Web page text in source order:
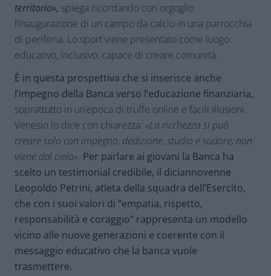
territorio», spiega ricordando con orgoglio
l’inaugurazione di un campo da calcio in una parrocchia
di periferia. Lo sport viene presentato come luogo
educativo, inclusivo, capace di creare comunità.
È in questa prospettiva che si inserisce anche
l’impegno della Banca verso l’educazione finanziaria,
soprattutto in un’epoca di truffe online e facili illusioni.
Venesio lo dice con chiarezza: «La ricchezza si può
creare solo con impegno, dedizione, studio e sudore, non
viene dal cielo». Per parlare ai giovani la Banca ha
scelto un testimonial credibile, il diciannovenne
Leopoldo Petrini, atleta della squadra dell’Esercito,
che con i suoi valori di “empatia, rispetto,
responsabilità e coraggio” rappresenta un modello
vicino alle nuove generazioni e coerente con il
messaggio educativo che la banca vuole
trasmettere.